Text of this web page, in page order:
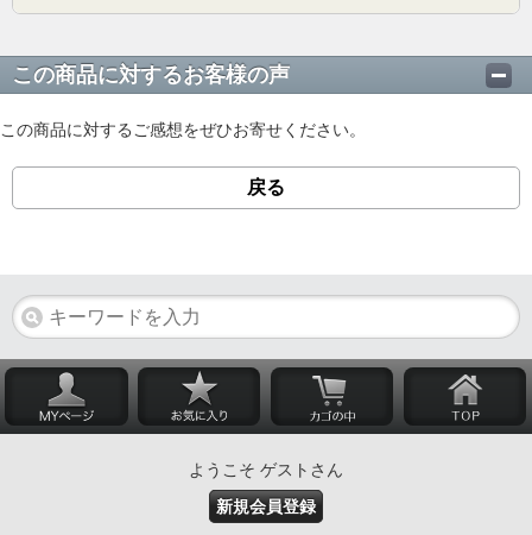
この商品に対するお客様の声
この商品に対するご感想をぜひお寄せください。
戻る
ようこそ ゲストさん
新規会員登録